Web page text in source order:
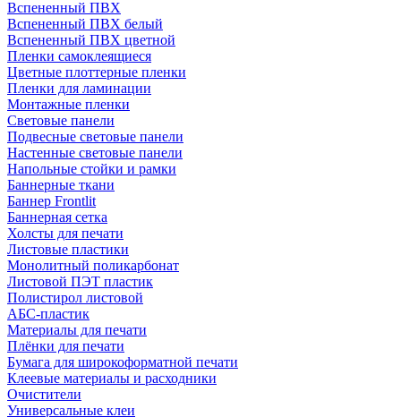
Вспененный ПВХ
Вспененный ПВХ белый
Вспененный ПВХ цветной
Пленки самоклеящиеся
Цветные плоттерные пленки
Пленки для ламинации
Монтажные пленки
Световые панели
Подвесные световые панели
Настенные световые панели
Напольные стойки и рамки
Баннерные ткани
Баннер Frontlit
Баннерная сетка
Холсты для печати
Листовые пластики
Монолитный поликарбонат
Листовой ПЭТ пластик
Полистирол листовой
АБС-пластик
Материалы для печати
Плёнки для печати
Бумага для широкоформатной печати
Клеевые материалы и расходники
Очистители
Универсальные клеи